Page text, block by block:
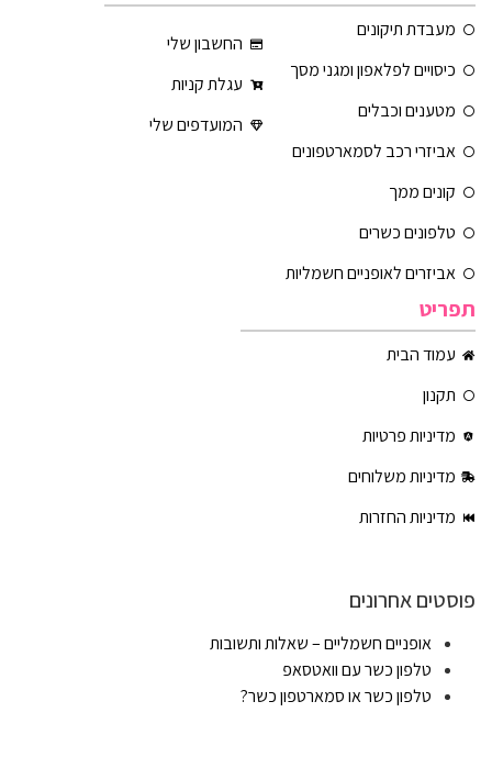
מעבדת תיקונים
כיסויים לפלאפון ומגני מסך
מטענים וכבלים
אביזרי רכב לסמארטפונים
קונים ממך
טלפונים כשרים
אביזרים לאופניים חשמליות
החשבון שלי
עגלת קניות
המועדפים שלי
תפריט
עמוד הבית
תקנון
מדיניות פרטיות
מדיניות משלוחים
מדיניות החזרות
פוסטים אחרונים
אופניים חשמליים – שאלות ותשובות
טלפון כשר עם וואטסאפ
טלפון כשר או סמארטפון כשר?